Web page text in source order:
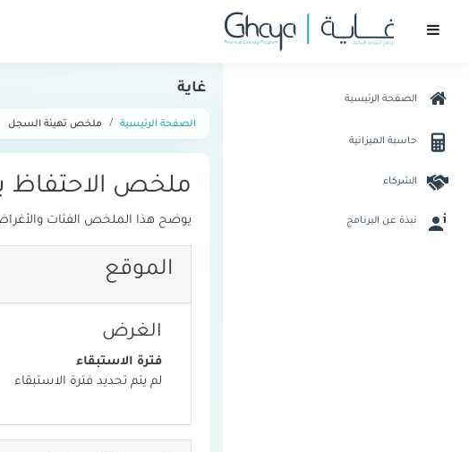
واجهة جانبية
الصفحة الرئيسية
حاسبة الميزانية
الشركاء
نبذة عن البرنامج
غاية
الصفحة الرئيسية ملخص تهيئة السجل
ملخص الاحتفاظ
يوضح هذا الملخص الفئات
الموقع
الغرض
فترة الاستبقاء
لم يتم تحديد فترة الاستبقاء